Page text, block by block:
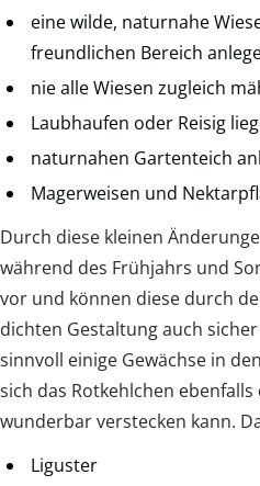
eine wilde, naturnahe
freundlichen Bereich
nie alle Wiesen zugleich
Laubhaufen oder Reisig
naturnahen Gartenteich
Magerweisen und
Durch diese kleinen
während des Frühjahrs und
vor und können diese durch
dichten Gestaltung auch
sinnvoll einige Gewächse in
sich das Rotkehlchen
wunderbar verstecken kann.
Liguster